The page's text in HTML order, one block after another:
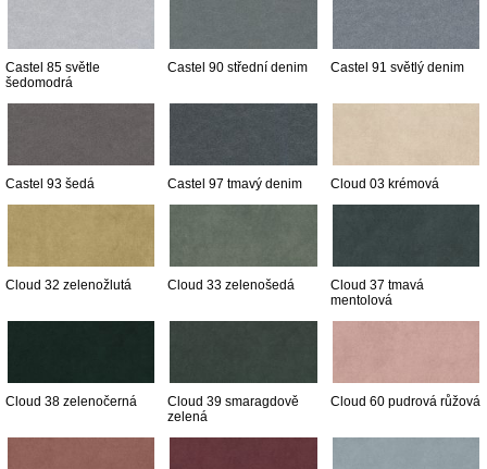
Castel 85 světle
šedomodrá
Castel 90 střední denim Castel 91 světlý denim
Castel 93 šedá Castel 97 tmavý denim Cloud 03 krémová
Cloud 32 zelenožlutá Cloud 33 zelenošedá
Cloud 37 tmavá
mentolová
Cloud 38 zelenočerná
Cloud 39 smaragdově
zelená
Cloud 60 pudrová růžová